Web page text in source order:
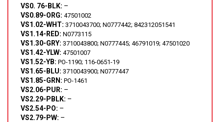
VS0. 76-BLK: –
VS0.89-ORG: 47501002
VS1.02-WHT: 3710043700; N0777442; 842312051541
VS1.14-RED: N0773115
VS1.30-GRY: 3710043800; N0777445; 46791019; 47501020
VS1.42-YLW: 47501007
VS1.52-YB: PO-1190; 116-0651-19
VS1.65-BLU: 3710043900; N0777447
VS1.85-GRN: PO-1461
VS2.06-PUR: –
VS2.29-PBLK: –
VS2.54-PO: –
VS2.79-PW: –